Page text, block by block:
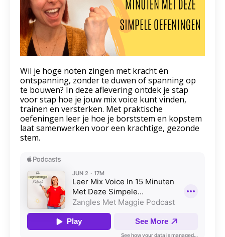
Wil je hoge noten zingen met kracht én
ontspanning, zonder te duwen of spanning op
te bouwen? In deze aflevering ontdek je stap
voor stap hoe je jouw mix voice kunt vinden,
trainen en versterken. Met praktische
oefeningen leer je hoe je borststem en kopstem
laat samenwerken voor een krachtige, gezonde
stem.